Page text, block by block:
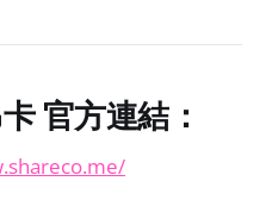
官方連結：